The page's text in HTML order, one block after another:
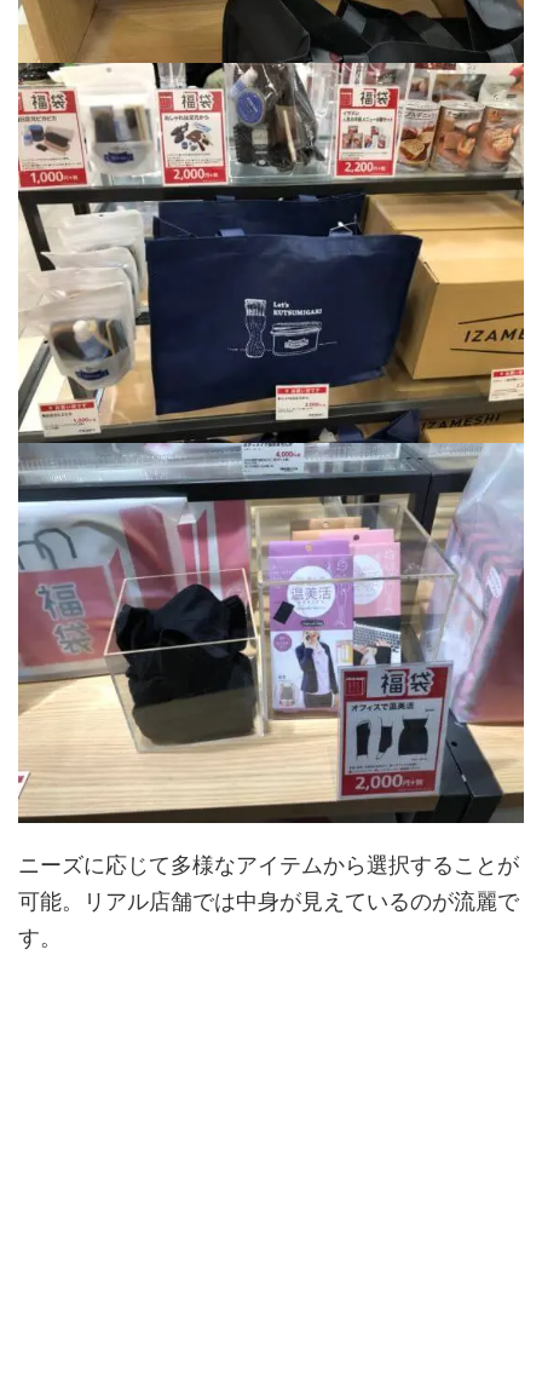
ニーズに応じて多様なアイテムから選択することが
可能。リアル店舗では中身が見えているのが流麗で
す。